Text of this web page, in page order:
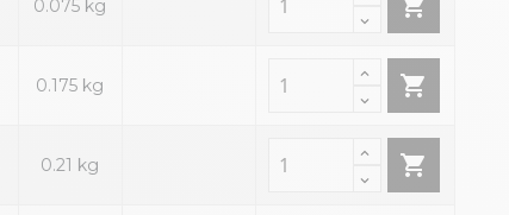
0.075 kg 
0.175 kg 
0.21 kg 